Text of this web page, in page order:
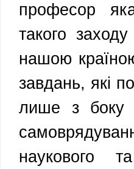
професор
такого
нашою
завдань, які
лише з боку
наукового